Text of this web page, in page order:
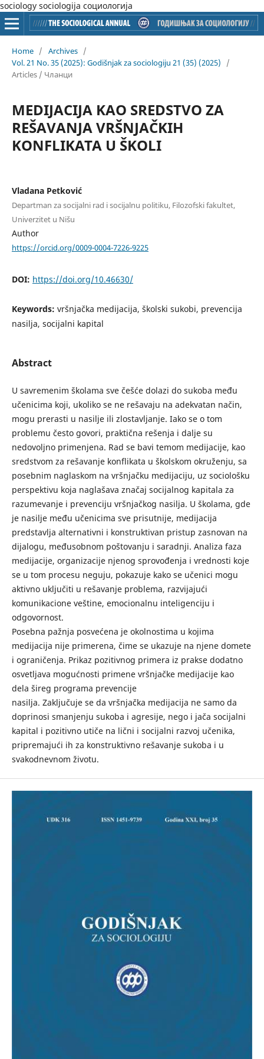
sociology sociologija социологија
Home / Archives /
Vol. 21 No. 35 (2025): Godišnjak za sociologiju 21 (35) (2025)
/
Articles / Чланци
MEDIJACIJA KAO SREDSTVO ZA
REŠAVANJA VRŠNJAČKIH
KONFLIKATA U ŠKOLI
Vladana Petković
Departman za socijalni rad i socijalnu politiku, Filozofski fakultet,
Univerzitet u Nišu
Author
https://orcid.org/0009-0004-7226-9225
DOI: https://doi.org/10.46630/
Keywords: vršnjačka medijacija, školski sukobi, prevencija
nasilja, socijalni kapital
Abstract
U savremenim školama sve češće dolazi do sukoba među
učenicima koji, ukoliko se ne rešavaju na adekvatan način,
mogu prerasti u nasilje ili zlostavljanje. Iako se o tom
problemu često govori, praktična rešenja i dalje su
nedovoljno primenjena. Rad se bavi temom medijacije, kao
sredstvom za rešavanje konflikata u školskom okruženju, sa
posebnim naglaskom na vršnjačku medijaciju, uz sociološku
perspektivu koja naglašava značaj socijalnog kapitala za
razumevanje i prevenciju vršnjačkog nasilja. U školama, gde
je nasilje među učenicima sve prisutnije, medijacija
predstavlja alternativni i konstruktivan pristup zasnovan na
dijalogu, međusobnom poštovanju i saradnji. Analiza faza
medijacije, organizacije njenog sprovođenja i vrednosti koje
se u tom procesu neguju, pokazuje kako se učenici mogu
aktivno uključiti u rešavanje problema, razvijajući
komunikacione veštine, emocionalnu inteligenciju i
odgovornost.
Posebna pažnja posvećena je okolnostima u kojima
medijacija nije primerena, čime se ukazuje na njene domete
i ograničenja. Prikaz pozitivnog primera iz prakse dodatno
osvetljava mogućnosti primene vršnjačke medijacije kao
dela šireg programa prevencije
nasilja. Zaključuje se da vršnjačka medijacija ne samo da
doprinosi smanjenju sukoba i agresije, nego i jača socijalni
kapital i pozitivno utiče na lični i socijalni razvoj učenika,
pripremajući ih za konstruktivno rešavanje sukoba i u
svakodnevnom životu.